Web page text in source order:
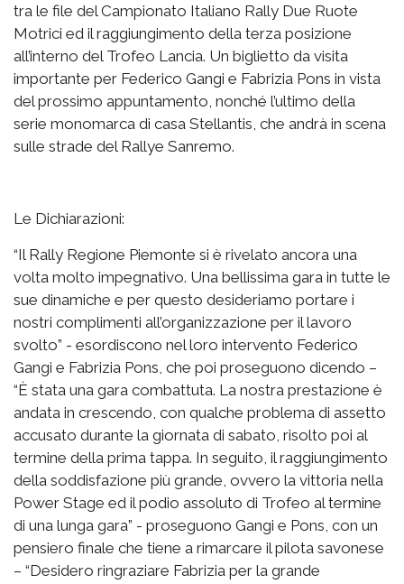
tra le file del Campionato Italiano Rally Due Ruote
Motrici ed il raggiungimento della terza posizione
all’interno del Trofeo Lancia. Un biglietto da visita
importante per Federico Gangi e Fabrizia Pons in vista
del prossimo appuntamento, nonché l’ultimo della
serie monomarca di casa Stellantis, che andrà in scena
sulle strade del Rallye Sanremo.
Le Dichiarazioni:
“Il Rally Regione Piemonte si è rivelato ancora una
volta molto impegnativo. Una bellissima gara in tutte le
sue dinamiche e per questo desideriamo portare i
nostri complimenti all’organizzazione per il lavoro
svolto” - esordiscono nel loro intervento Federico
Gangi e Fabrizia Pons, che poi proseguono dicendo –
“È stata una gara combattuta. La nostra prestazione è
andata in crescendo, con qualche problema di assetto
accusato durante la giornata di sabato, risolto poi al
termine della prima tappa. In seguito, il raggiungimento
della soddisfazione più grande, ovvero la vittoria nella
Power Stage ed il podio assoluto di Trofeo al termine
di una lunga gara” - proseguono Gangi e Pons, con un
pensiero finale che tiene a rimarcare il pilota savonese
– “Desidero ringraziare Fabrizia per la grande